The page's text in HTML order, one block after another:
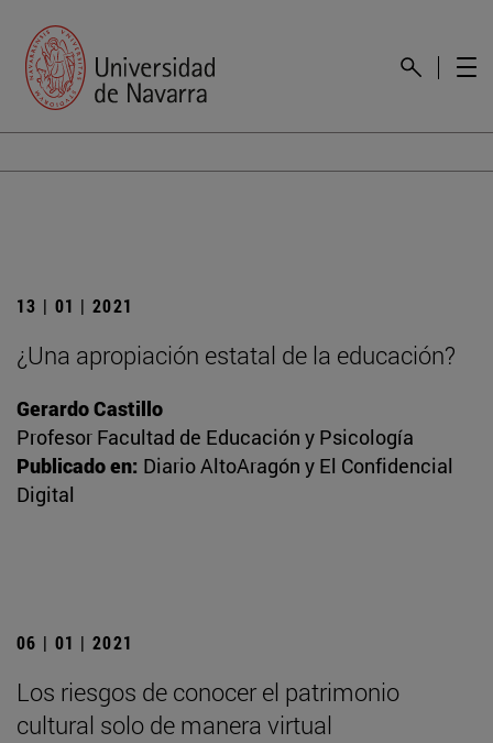
13 | 01 | 2021
¿Una apropiación estatal de la educación?
Gerardo Castillo
Profesor Facultad de Educación y Psicología
Publicado en: Diario AltoAragón y El Confidencial
Digital
06 | 01 | 2021
Los riesgos de conocer el patrimonio
cultural solo de manera virtual